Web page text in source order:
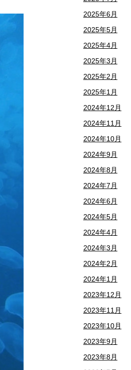
2025年6月
2025年5月
2025年4月
2025年3月
2025年2月
2025年1月
2024年12月
2024年11月
2024年10月
2024年9月
2024年8月
2024年7月
2024年6月
2024年5月
2024年4月
2024年3月
2024年2月
2024年1月
2023年12月
2023年11月
2023年10月
2023年9月
2023年8月